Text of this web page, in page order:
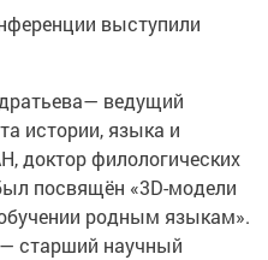
выступили
ведущий
истории, языка и
доктор филологических
посвящён «3D-модели
родным языкам».
старший научный